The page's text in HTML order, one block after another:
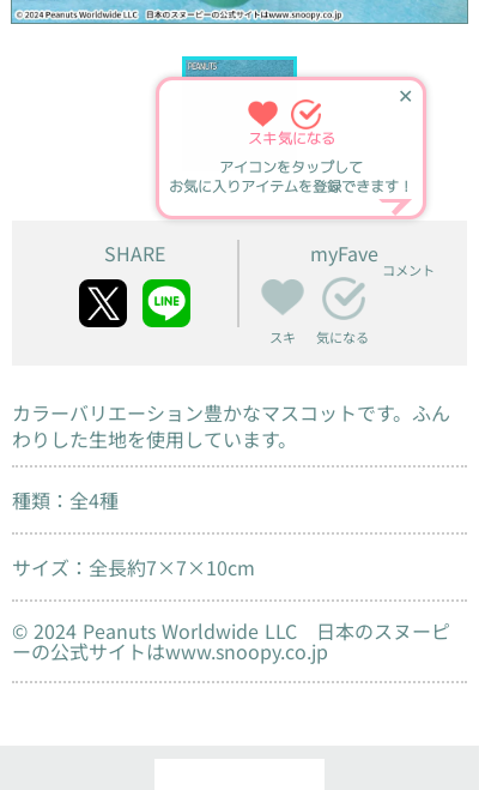
✕
スキ気になる
アイコンをタップして
お気に入りアイテムを登録できます！
SHARE myFave
スキ 気になる
コメント
カラーバリエーション豊かなマスコットです。ふん
わりした生地を使用しています。
種類：全4種
サイズ：全長約7×7×10cm
© 2024 Peanuts Worldwide LLC 日本のスヌーピ
ーの公式サイトはwww.snoopy.co.jp